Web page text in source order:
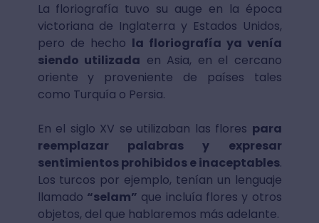
La floriografía tuvo su auge en la época
victoriana de Inglaterra y Estados Unidos,
pero de hecho la floriografía ya venía
siendo utilizada en Asia, en el cercano
oriente y proveniente de países tales
como Turquía o Persia.
En el siglo XV se utilizaban las flores para
reemplazar palabras y expresar
sentimientos prohibidos e inaceptables.
Los turcos por ejemplo, tenían un lenguaje
llamado “selam” que incluía flores y otros
objetos, del que hablaremos más adelante.